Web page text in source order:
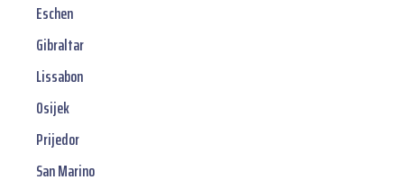
Eschen
Gibraltar
Lissabon
Osijek
Prijedor
San Marino